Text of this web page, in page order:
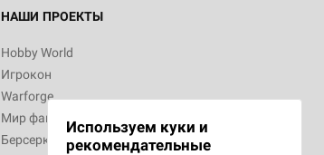
НАШИ ПРОЕКТЫ
Hobby World
Игрокон
Warforge
Мир фантастики
Берсерк
Используем куки и
рекомендательные